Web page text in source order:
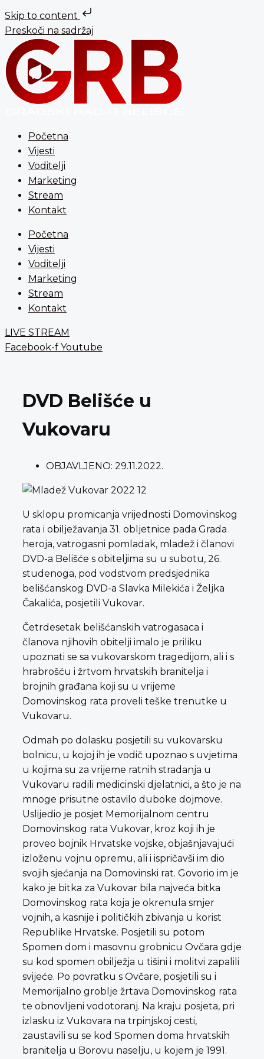
Skip to content
Preskoči na sadržaj
Početna
Vijesti
Voditelji
Marketing
Stream
Kontakt
Početna
Vijesti
Voditelji
Marketing
Stream
Kontakt
LIVE STREAM
Facebook-f Youtube
DVD Belišće u
Vukovaru
OBJAVLJENO: 29.11.2022.
U sklopu promicanja vrijednosti Domovinskog
rata i obilježavanja 31. obljetnice pada Grada
heroja, vatrogasni pomladak, mladež i članovi
DVD-a Belišće s obiteljima su u subotu, 26.
studenoga, pod vodstvom predsjednika
belišćanskog DVD-a Slavka Milekića i Željka
Čakalića, posjetili Vukovar.
Četrdesetak belišćanskih vatrogasaca i
članova njihovih obitelji imalo je priliku
upoznati se sa vukovarskom tragedijom, ali i s
hrabrošću i žrtvom hrvatskih branitelja i
brojnih građana koji su u vrijeme
Domovinskog rata proveli teške trenutke u
Vukovaru.
Odmah po dolasku posjetili su vukovarsku
bolnicu, u kojoj ih je vodič upoznao s uvjetima
u kojima su za vrijeme ratnih stradanja u
Vukovaru radili medicinski djelatnici, a što je na
mnoge prisutne ostavilo duboke dojmove.
Uslijedio je posjet Memorijalnom centru
Domovinskog rata Vukovar, kroz koji ih je
proveo bojnik Hrvatske vojske, objašnjavajući
izloženu vojnu opremu, ali i ispričavši im dio
svojih sjećanja na Domovinski rat. Govorio im je
kako je bitka za Vukovar bila najveća bitka
Domovinskog rata koja je okrenula smjer
vojnih, a kasnije i političkih zbivanja u korist
Republike Hrvatske. Posjetili su potom
Spomen dom i masovnu grobnicu Ovčara gdje
su kod spomen obilježja u tišini i molitvi zapalili
svijeće. Po povratku s Ovčare, posjetili su i
Memorijalno groblje žrtava Domovinskog rata
te obnovljeni vodotoranj. Na kraju posjeta, pri
izlasku iz Vukovara na trpinjskoj cesti,
zaustavili su se kod Spomen doma hrvatskih
branitelja u Borovu naselju, u kojem je 1991.